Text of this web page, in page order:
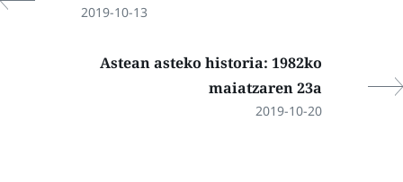
2019-10-13
Astean asteko historia: 1982ko
maiatzaren 23a
2019-10-20